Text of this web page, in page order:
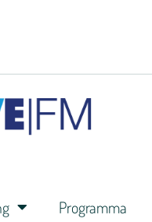
Programma